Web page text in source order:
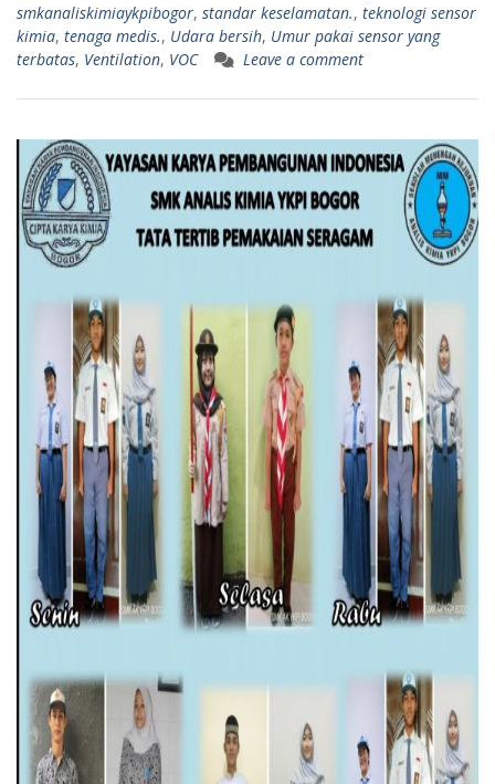
smkanaliskimiaykpibogor, standar keselamatan., teknologi sensor
kimia, tenaga medis., Udara bersih, Umur pakai sensor yang
terbatas, Ventilation, VOC Leave a comment